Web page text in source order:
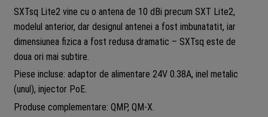
SXTsq Lite2 vine cu o antena de 10 dBi precum SXT Lite2,
modelul anterior, dar designul antenei a fost imbunatatit, iar
dimensiunea fizica a fost redusa dramatic – SXTsq este de
doua ori mai subtire.
Piese incluse: adaptor de alimentare 24V 0.38A, inel metalic
(unul), injector PoE.
Produse complementare: QMP, QM-X.